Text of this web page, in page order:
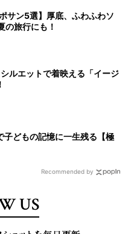
サン5選】厚底、ふわふわソ
の旅行にも！
シルエットで着映える「イージ
子どもの記憶に一生残る【極
Recommended by
US